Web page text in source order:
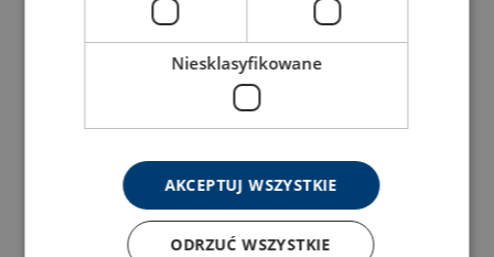
POWERTEX PBC-S1
Schäkel POWERTEX PBSP
Blackline
Niesklasyfikowane
AKCEPTUJ WSZYSTKIE
ODRZUĆ WSZYSTKIE